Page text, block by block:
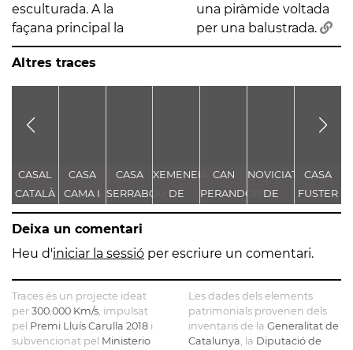
esculturada. A la
façana principal la
una piràmide voltada
per una balustrada.
Altres traces
CASAL
CATALÀ
CASA
CAMA I
ESCURRA
CASA
SERRABOU
XEMENEIA
DE
L'ANTIGA
C.E.L.O.
CAN
PERANDONES
- CASA
FARJAS
NOVICIAT
DE
NOSTRA
DE LA
CASA
FUSTER
Deixa un comentari
Heu d'iniciar la sessió per escriure un comentari.
Traces és un projecte ideat
per 300.000 Km/s , impulsat
pel Premi Lluís Carulla 2018 i
subvencionat pel Ministerio
Les dades dels elements
patrimonials provenen dels
inventaris de la Generalitat de
Catalunya , la Diputació de